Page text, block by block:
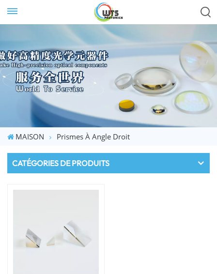
MAISON Prismes À Angle Droit
CATÉGORIES DE PRODUITS